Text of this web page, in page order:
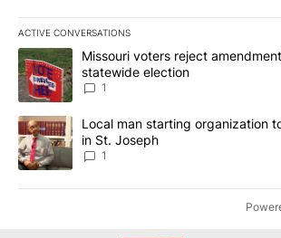
ACTIVE CONVERSATIONS
The following is a list of the most
A trending article titled "Missouri voters
Missouri voters reject
statewide election
1
A trending article titled "Local man starting
Local man starting organization
in St. Joseph
1